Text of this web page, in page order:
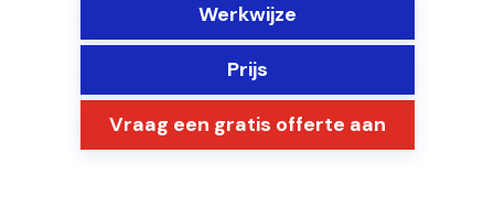
Werkwijze
Prijs
Vraag een gratis offerte aan